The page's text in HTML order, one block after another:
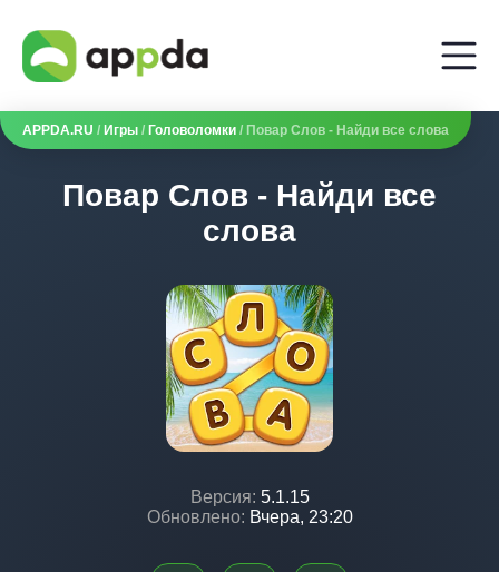
APPDA.RU / Игры / Головоломки / Повар Слов - Найди все слова
Повар Слов - Найди все
слова
Версия: 5.1.15
Обновлено: Вчера, 23:20